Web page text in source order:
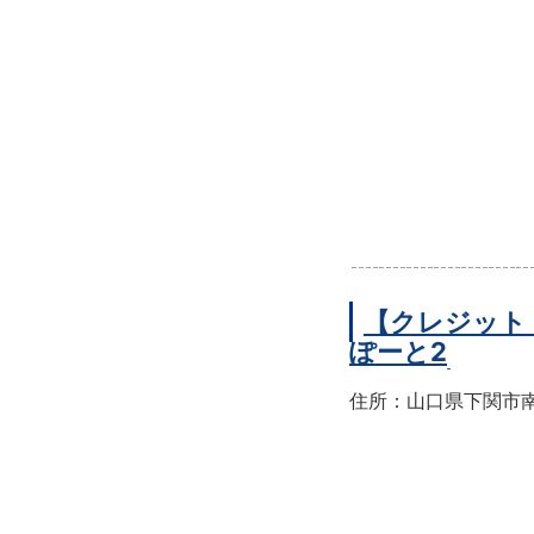
【クレジッ
ぽーと2
住所：山口県下関市